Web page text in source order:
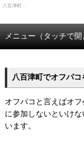
八百津町 -
メニュー（タッチで開
八百津町でオフパコ
オフパコと言えばオ
に参加しないといけ
います。